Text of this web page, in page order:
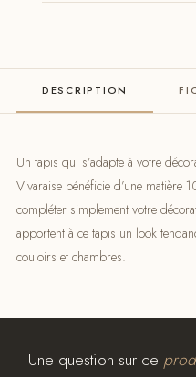
DESCRIPTION
Un tapis qui s’adapte à votre
Vivaraise bénéficie d’une matière
compléter simplement votre
apportent à ce tapis un look
couloirs et chambres.
Une question sur ce